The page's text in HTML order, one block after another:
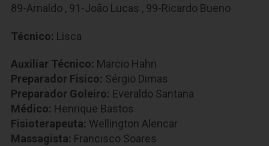
89-Arnaldo , 91-João Lucas , 99-Ricardo Bueno
Técnico: Lisca
Auxiliar Técnico: Marcio Hahn
Preparador Fisico: Sérgio Dimas
Preparador Goleiro: Everaldo Santana
Médico: Henrique Bastos
Fisioterapeuta: Wellington Alencar
Massagista: Francisco Soares